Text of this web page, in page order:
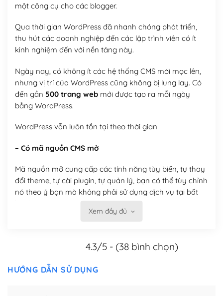
một công cụ cho các blogger.
Qua thời gian WordPress đã nhanh chóng phát triển,
thu hút các doanh nghiệp đến các lập trình viên có ít
kinh nghiệm đến với nền tảng này.
Ngày nay, có không ít các hệ thống CMS mới mọc lên,
nhưng vị trí của WordPress cũng không bị lung lay. Có
đến gần 500 trang webmới được tạo ra mỗi ngày
bằng WordPress.
WordPress vẫn luôn tồn tại theo thời gian
– Có mã nguồn CMS mở
Mã nguồn mở cung cấp các tính năng tùy biến, tự thay
đổi theme, tự cài plugin, tự quản lý, bạn có thể tùy chỉnh
nó theo ý bạn mà không phải sử dụng dịch vụ tại bất
Xem đầy đủ
4.3/5 - (38 bình chọn)
HƯỚNG DẪN SỬ DỤNG